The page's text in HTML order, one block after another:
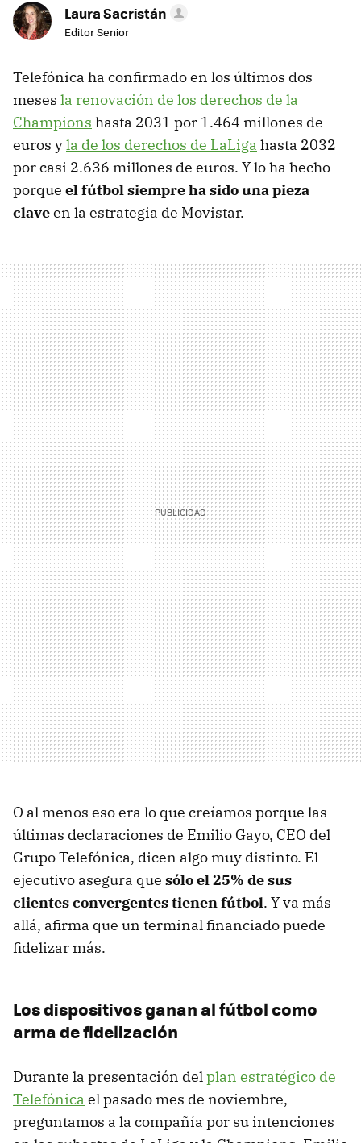
Laura Sacristán
Editor Senior
Telefónica ha confirmado en los últimos dos
meses la renovación de los derechos de la
Champions hasta 2031 por 1.464 millones de
euros yla de los derechos de LaLiga hasta 2032
por casi 2.636 millones de euros. Y lo ha hecho
porque el fútbol siempre ha sido una pieza
claveen la estrategia de Movistar.
O al menos eso era lo que creíamos porque las
últimas declaraciones de Emilio Gayo, CEO del
Grupo Telefónica, dicen algo muy distinto. El
ejecutivo asegura que sólo el 25% de sus
clientes convergentes tienen fútbol. Y va más
allá, afirma que un terminal financiado puede
fidelizar más.
Los dispositivos ganan al fútbol como
arma de fidelización
Durante la presentación delplan estratégico de
Telefónica el pasado mes de noviembre,
preguntamos a la compañía por su intenciones